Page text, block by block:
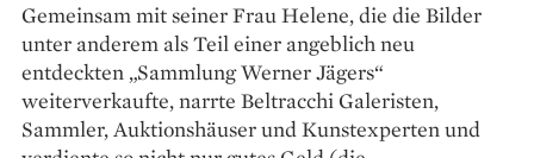
Gemeinsam mit seiner Frau ­Helene, die die Bilder
unter anderem als Teil einer angeblich neu
entdeckten „Sammlung Werner Jägers“
weiterverkaufte, narrte Beltracchi Galeristen,
Sammler, Auktionshäuser und Kunstexperten und